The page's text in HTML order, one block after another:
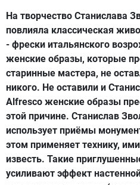
На творчество Станислава
повлияла классическая
- фрески итальянского
женские образы, которые
старинные мастера, не
никого. Не оставили и
Alfresco женские образы
этой причине. Станислав
использует приёмы
этом применяет технику,
известь. Такие
усиливают эффект